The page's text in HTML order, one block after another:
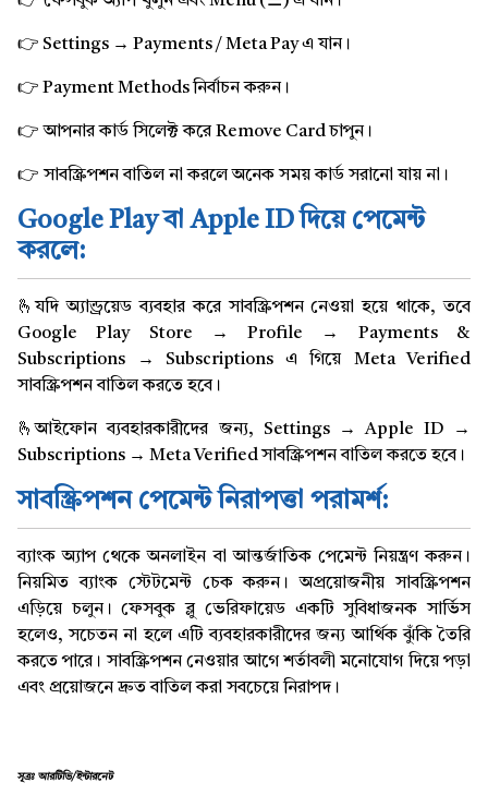
👉 Settings → Payments / Meta Pay এ যান।
👉 Payment Methods নির্বাচন করুন।
👉 আপনার কার্ড সিলেক্ট করে Remove Card চাপুন।
👉 সাবস্ক্রিপশন বাতিল না করলে অনেক সময় কার্ড সরানো যায় না।
Google Play বা Apple ID দিয়ে পেমেন্ট
করলে:
🫰যদি অ্যান্ড্রয়েড ব্যবহার করে সাবস্ক্রিপশন নেওয়া হয়ে থাকে, তবে
Google Play Store → Profile → Payments &
Subscriptions → Subscriptions এ গিয়ে Meta Verified
সাবস্ক্রিপশন বাতিল করতে হবে।
🫰আইফোন ব্যবহারকারীদের জন্য, Settings → Apple ID →
Subscriptions → Meta Verified সাবস্ক্রিপশন বাতিল করতে হবে।
সাবস্ক্রিপশন পেমেন্ট নিরাপত্তা পরামর্শ:
ব্যাংক অ্যাপ থেকে অনলাইন বা আন্তর্জাতিক পেমেন্ট নিয়ন্ত্রণ করুন।
নিয়মিত ব্যাংক স্টেটমেন্ট চেক করুন। অপ্রয়োজনীয় সাবস্ক্রিপশন
এড়িয়ে চলুন। ফেসবুক ব্লু ভেরিফায়েড একটি সুবিধাজনক সার্ভিস
হলেও, সচেতন না হলে এটি ব্যবহারকারীদের জন্য আর্থিক ঝুঁকি তৈরি
করতে পারে। সাবস্ক্রিপশন নেওয়ার আগে শর্তাবলী মনোযোগ দিয়ে পড়া
এবং প্রয়োজনে দ্রুত বাতিল করা সবচেয়ে নিরাপদ।
সূত্রঃ আরটিভি/ইন্টারনেট